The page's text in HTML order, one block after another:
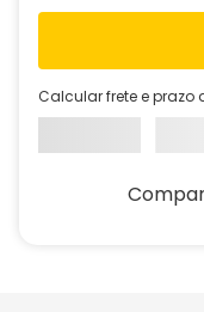
Calcular frete e prazo